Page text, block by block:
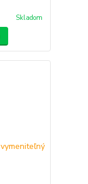
Skladom